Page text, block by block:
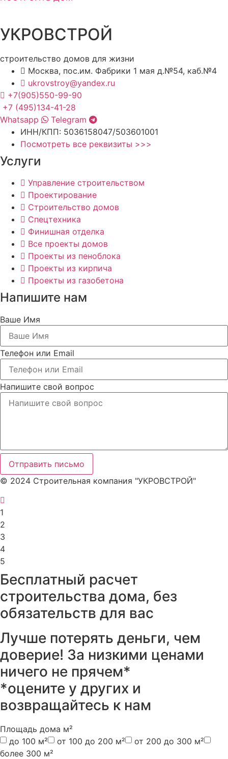
УКРОВСТРОЙ
строительство домов для жизни
Москва, пос.им. Фабрики 1 мая д.№54, каб.№4
ukrovstroy@yandex.ru
+7(905)550-99-90
+7 (495)134-41-28
Whatsapp
Telegram
ИНН/КПП: 5036158047/503601001
Посмотреть все реквизиты >>>
Услуги
Управление строительством
Проектирование
Строительство домов
Спецтехника
Финишная отделка
Все проекты домов
Проекты из пеноблока
Проекты из кирпича
Проекты из газобетона
Напишите нам
Ваше Имя
Телефон или Email
Напишите свой вопрос
Отправить письмо
© 2024 Строительная компания "УКРОВСТРОЙ"
1
2
3
4
5
Бесплатный расчет
строительства дома, без
обязательств для вас
Лучше потерять деньги, чем
доверие! За низкими ценами
ничего не прячем*
*оцените у других и
возвращайтесь к нам
Площадь дома м²
до 100 м²
от 100 до 200 м²
от 200 до 300 м²
более 300 м²